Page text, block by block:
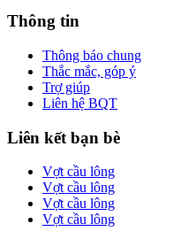
Thông tin
Thông báo chung
Thắc mắc, góp ý
Trợ giúp
Liên hệ BQT
Liên kết bạn bè
Vợt cầu lông
Vợt cầu lông
Vợt cầu lông
Vợt cầu lông